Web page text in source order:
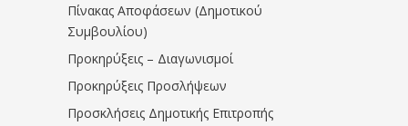
Πίνακας Αποφάσεων (Δημοτικού
Συμβουλίου)
Προκηρύξεις – Διαγωνισμοί
Προκηρύξεις Προσλήψεων
Προσκλήσεις Δημοτικής Επιτροπής